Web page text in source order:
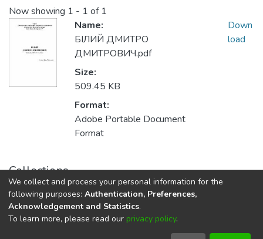
Now showing 1 - 1 of 1
Name:
БІЛИЙ ДМИТРО
ДМИТРОВИЧ.pdf
Size:
509.45 KB
Format:
Adobe Portable Document
Format
Down
load
Collections
8 - Доктори наук, професори ЛДУФК
DSpace softwarecopyright © 2002-2026
We collect and process your personal information for the
following purposes: Authentication, Preferences,
Acknowledgement and Statistics.
To learn more, please read our privacy policy.